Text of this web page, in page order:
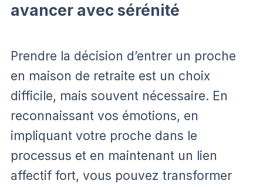
avancer avec sérénité
Prendre la décision d’entrer un proche
en maison de retraite est un choix
difficile, mais souvent nécessaire. En
reconnaissant vos émotions, en
impliquant votre proche dans le
processus et en maintenant un lien
affectif fort, vous pouvez transformer